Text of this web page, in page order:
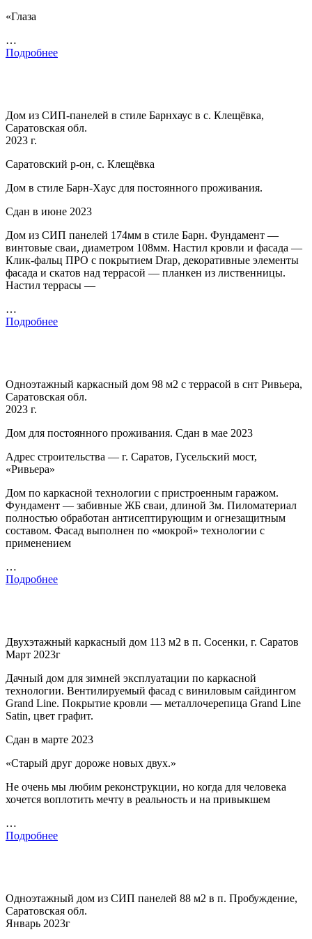
«Глаза
…
Подробнее
Дом из СИП-панелей в стиле Барнхаус в с. Клещёвка,
Саратовская обл.
2023 г.
Саратовский р-он, с. Клещёвка
Дом в стиле Барн-Хаус для постоянного проживания.
Сдан в июне 2023
Дом из СИП панелей 174мм в стиле Барн. Фундамент —
винтовые сваи, диаметром 108мм. Настил кровли и фасада —
Клик-фальц ПРО с покрытием Drap, декоративные элементы
фасада и скатов над террасой — планкен из лиственницы.
Настил террасы —
…
Подробнее
Одноэтажный каркасный дом 98 м2 с террасой в снт Ривьера,
Саратовская обл.
2023 г.
Дом для постоянного проживания. Сдан в мае 2023
Адрес строительства — г. Саратов, Гусельский мост,
«Ривьера»
Дом по каркасной технологии с пристроенным гаражом.
Фундамент — забивные ЖБ сваи, длиной 3м. Пиломатериал
полностью обработан антисептирующим и огнезащитным
составом. Фасад выполнен по «мокрой» технологии с
применением
…
Подробнее
Двухэтажный каркасный дом 113 м2 в п. Сосенки, г. Саратов
Март 2023г
Дачный дом для зимней эксплуатации по каркасной
технологии. Вентилируемый фасад с виниловым сайдингом
Grand Line. Покрытие кровли — металлочерепица Grand Line
Satin, цвет графит.
Сдан в марте 2023
«Старый друг дороже новых двух.»
Не очень мы любим реконструкции, но когда для человека
хочется воплотить мечту в реальность и на привыкшем
…
Подробнее
Одноэтажный дом из СИП панелей 88 м2 в п. Пробуждение,
Саратовская обл.
Январь 2023г